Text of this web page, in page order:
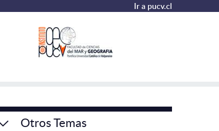
Ir a pucv.cl
Otros Temas